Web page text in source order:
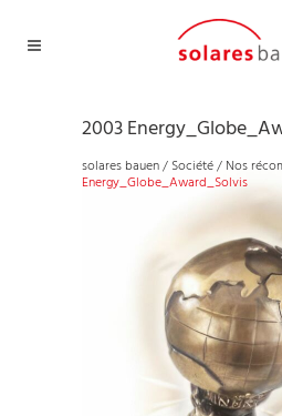
2003
solares bauen/ Société/ Nos
Energy_Globe_Award_Solvis